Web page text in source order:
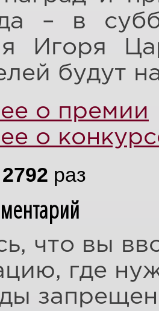
– в
Игоря
будут
о премии
о
2792 раз
что вы
где